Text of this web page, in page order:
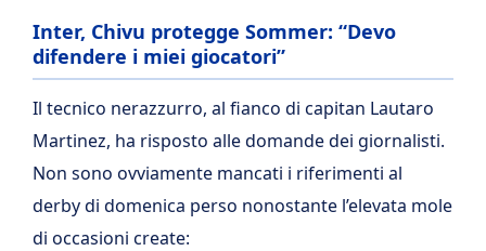
Inter, Chivu protegge Sommer: “Devo
difendere i miei giocatori”
Il tecnico nerazzurro, al fianco di capitan Lautaro
Martinez, ha risposto alle domande dei giornalisti.
Non sono ovviamente mancati i riferimenti al
derby di domenica perso nonostante l’elevata mole
di occasioni create: